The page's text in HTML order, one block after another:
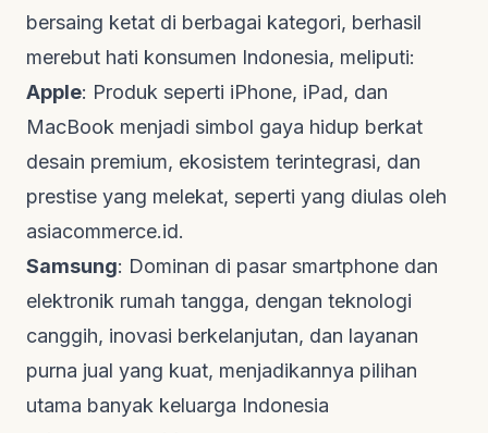
bersaing ketat di berbagai kategori, berhasil
merebut hati konsumen Indonesia, meliputi:
Apple: Produk seperti iPhone, iPad, dan
MacBook menjadi simbol gaya hidup berkat
desain premium, ekosistem terintegrasi, dan
prestise yang melekat, seperti yang diulas oleh
asiacommerce.id.
Samsung: Dominan di pasar smartphone dan
elektronik rumah tangga, dengan teknologi
canggih, inovasi berkelanjutan, dan layanan
purna jual yang kuat, menjadikannya pilihan
utama banyak keluarga Indonesia